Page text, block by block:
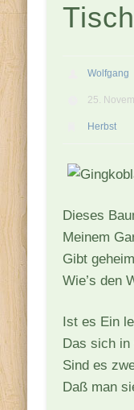
Wolfgang
25.
Herbst
Dieses
Meinem
Gibt
Wie’s den
Ist es Ein
Das sich
Sind es
Daß man